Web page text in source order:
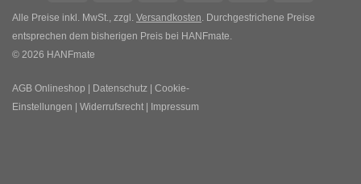
Delivery Pickup
Alle Preise inkl. MwSt., zzgl. Versandkosten. Durchgestrichene Preise
entsprechen dem bisherigen Preis bei HANFmate.
© 2026 HANFmate
AGB Onlineshop | Datenschutz | Cookie-
Einstellungen | Widerrufsrecht | Impressum